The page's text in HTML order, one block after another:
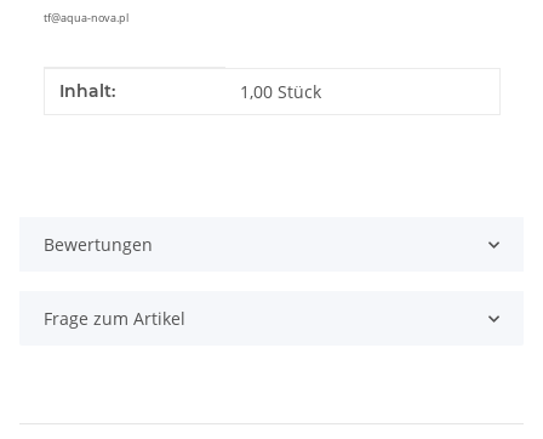
tf@aqua-nova.pl
Produkteigenschaft
Wert
Inhalt: 1,00 Stück
Bewertungen
Frage zum Artikel